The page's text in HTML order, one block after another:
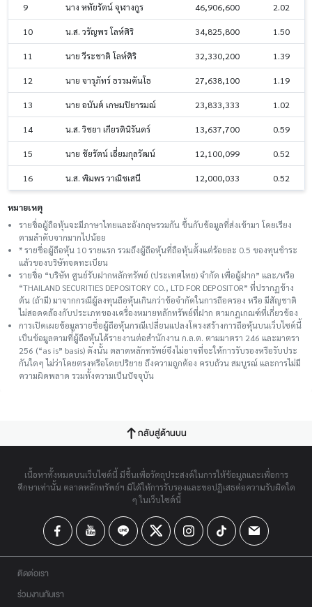
9 นาง หทัยรัตน์ จุฬางกูร 46,906,600 2.02
10 น.ส. วรัญพร โลห์ศิริ 34,825,800 1.50
11 นาย วีระชาติ โลห์ศิริ 32,330,200 1.39
12 นาย จารุภัทร์ ธรรมคันโธ 27,638,100 1.19
13 นาย อนันต์ เกษมปิยารมณ์ 23,833,333 1.02
14 น.ส. วิชยา เกียรตินิรันดร์ 13,637,700 0.59
15 นาย ชัยรัตน์ เอี่ยมกุลวัฒน์ 12,100,099 0.52
16 น.ส. พิมพร วาณิชเสนี 12,000,033 0.52
หมายเหตุ
รายชื่อผู้ถือหุ้นจะมีภาษาไทยและอังกฤษรวมกัน ขึ้นกับข้อมูลที่ส่งเข้ามา โดยเรียง
ตามลำดับจากมากไปน้อย
* รายชื่อผู้ถือหุ้น 10 รายแรก รวมถึงผู้ถือหุ้นที่ถือหุ้นตั้งแต่ร้อยละ 0.5 ของทุนชําระ
แล้วของบริษัทจดทะเบียน
รายชื่อ “บริษัท ศูนย์รับฝากหลักทรัพย์ (ประเทศไทย) จำกัด เพื่อผู้ฝาก” และ/หรือ
“THAILAND SECURITIES DEPOSITORY CO., LTD FOR DEPOSITOR” ที่ปรากฏข้าง
ต้น (ถ้ามี) มาจากกรณีผู้ลงทุนถือหุ้นเกินกว่าข้อจำกัดในการถือครอง หรือ มีสัญชาติ
ไม่สอดคล้องกับประเภทของเครื่องหมายหลักทรัพย์ที่ฝาก ตามกฎเกณฑ์ที่เกี่ยวข้อง
การเปิดเผยข้อมูลรายชื่อผู้ถือหุ้นกรณีเปลี่ยนแปลงโครงสร้างการถือหุ้นบนเว็บไซต์นี้
เป็นข้อมูลตามที่ผู้ถือหุ้นได้รายงานต่อสำนักงาน ก.ล.ต. ตามมาตรา 246 และมาตรา
256 (“as is” basis) ดังนั้น ตลาดหลักทรัพย์จึงไม่อาจที่จะให้การรับรองหรือรับประ
กันใดๆ ไม่ว่าโดยตรงหรือโดยปริยาย ถึงความถูกต้อง ครบถ้วน สมบูรณ์ และการไม่มี
ความผิดพลาด รวมทั้งความเป็นปัจจุบัน
กลับสู่ด้านบน
เนื้อหาทั้งหมดบนเว็บไซต์นี้ มีขึ้นเพื่อวัตถุประสงค์ในการให้ข้อมูลและเพื่อการ
ศึกษาเท่านั้น ตลาดหลักทรัพย์ฯ มิได้ให้การรับรองและขอปฏิเสธต่อความรับผิดใด
ๆ ในเว็บไซต์นี้
ติดต่อเรา
ร่วมงานกับเรา